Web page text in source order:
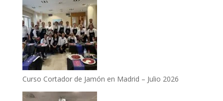
Curso Cortador de Jamón en Madrid – Julio 2026